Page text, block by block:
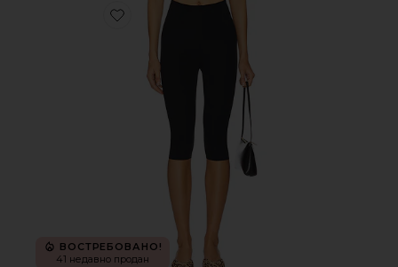
Favorite ЛЕГГИНСЫ КАПРИ
ВОСТРЕБОВАНО!
41 недавно продан